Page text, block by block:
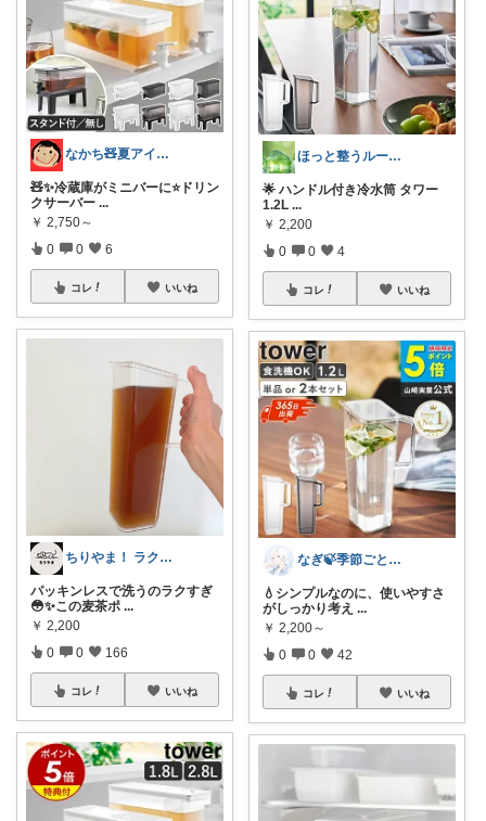
なかち🧸夏アイテム＆便利グッズ✨
🧸✨冷蔵庫がミニバーに⭐️ドリン
クサーバー ...
￥ 2,750～
0 0 6
コレ いいね
ちりやま！ ラク×便利グッズ🫧
パッキンレスで洗うのラクすぎ
😳✨この麦茶ポ ...
￥ 2,200
0 0 166
コレ いいね
ほっと整うルーム🌿
🌟 ハンドル付き冷水筒 タワー
1.2L ...
￥ 2,200
0 0 4
コレ いいね
なぎ🍃季節ごとの暮らしを快適に
💧シンプルなのに、使いやすさ
がしっかり考え ...
￥ 2,200～
0 0 42
コレ いいね